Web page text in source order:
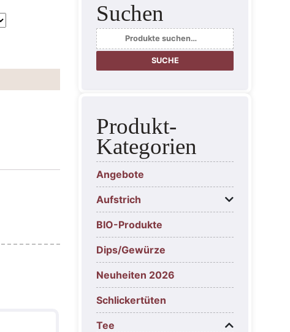
Suchen
Suche
nach:
SUCHE
Produkt-
Kategorien
Angebote
Aufstrich
BIO-Produkte
Dips/Gewürze
Neuheiten 2026
Schlickertüten
Tee